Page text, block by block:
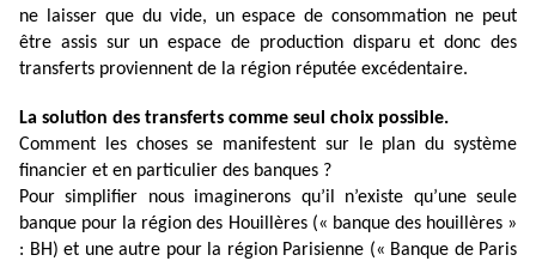
ne laisser que du vide, un espace de consommation ne peut
être assis sur un espace de production disparu et donc des
transferts proviennent de la région réputée excédentaire.
La solution des transferts comme seul choix possible.
Comment les choses se manifestent sur le plan du système
financier et en particulier des banques ?
Pour simplifier nous imaginerons qu’il n’existe qu’une seule
banque pour la région des Houillères (« banque des houillères »
: BH) et une autre pour la région Parisienne (« Banque de Paris